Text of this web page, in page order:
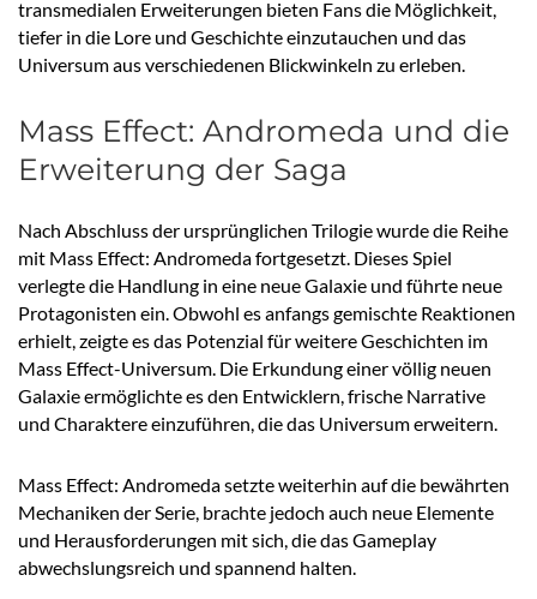
transmedialen Erweiterungen bieten Fans die Möglichkeit,
tiefer in die Lore und Geschichte einzutauchen und das
Universum aus verschiedenen Blickwinkeln zu erleben.
Mass Effect: Andromeda und die
Erweiterung der Saga
Nach Abschluss der ursprünglichen Trilogie wurde die Reihe
mit Mass Effect: Andromeda fortgesetzt. Dieses Spiel
verlegte die Handlung in eine neue Galaxie und führte neue
Protagonisten ein. Obwohl es anfangs gemischte Reaktionen
erhielt, zeigte es das Potenzial für weitere Geschichten im
Mass Effect-Universum. Die Erkundung einer völlig neuen
Galaxie ermöglichte es den Entwicklern, frische Narrative
und Charaktere einzuführen, die das Universum erweitern.
Mass Effect: Andromeda setzte weiterhin auf die bewährten
Mechaniken der Serie, brachte jedoch auch neue Elemente
und Herausforderungen mit sich, die das Gameplay
abwechslungsreich und spannend halten.